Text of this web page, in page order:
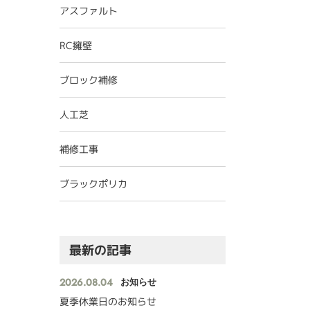
アスファルト
RC擁壁
ブロック補修
人工芝
補修工事
ブラックポリカ
最新の記事
2026.08.04
お知らせ
夏季休業日のお知らせ